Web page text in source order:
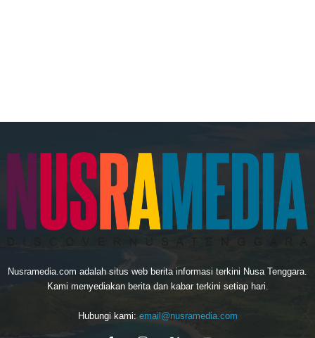
Nusramedia.com adalah situs web berita informasi terkini Nusa Tenggara.
Kami menyediakan berita dan kabar terkini setiap hari.
Hubungi kami: email@nusramedia.com